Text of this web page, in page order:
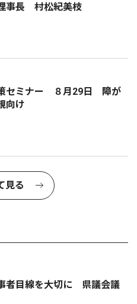
事長 村松紀美枝
セミナー ８月29日 障が
向け
見る
者目線を大切に 県議会議